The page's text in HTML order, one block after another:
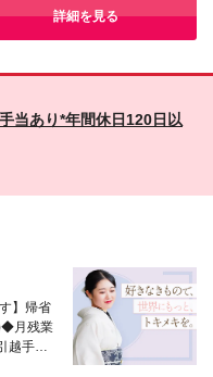
区日本橋2丁目4番1号
高島屋店】 東京都渋谷区千
長く信頼関係を築ける仕事だと感じ
詳細を見る
当あり*年間休日120日以
】帰省
月残業
越手当